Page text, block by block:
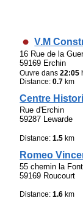
V.M
16 Rue de la
59169 Erchin
Ouvre dans22:05
Distance:0.7 km
Centre
Rue d'Erchin
59287 Lewarde
Distance:1.5 km
Romeo
55 chemin la
59169 Roucourt
Distance:1.6 km